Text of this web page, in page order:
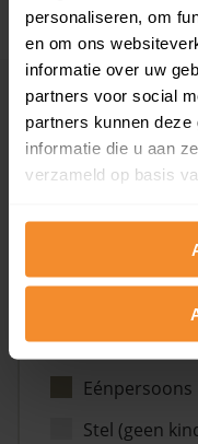
personaliseren, om
en om ons
informatie over uw
partners voor social
partners kunnen
informatie die u aan
verzameld op basis
Inwoners
Eénpersoons
Stel (geen